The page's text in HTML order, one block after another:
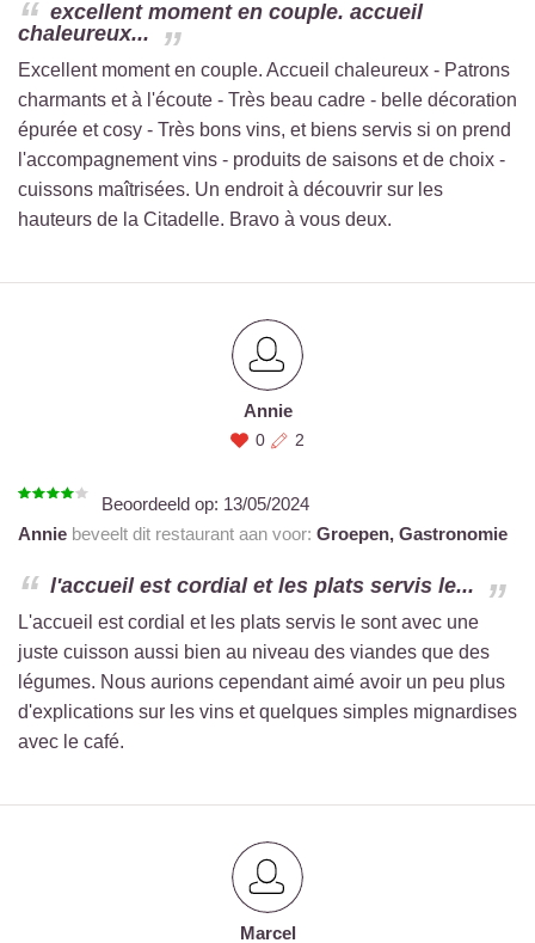
excellent moment en couple. accueil
chaleureux...
Excellent moment en couple. Accueil chaleureux - Patrons
charmants et à l'écoute - Très beau cadre - belle décoration
épurée et cosy - Très bons vins, et biens servis si on prend
l'accompagnement vins - produits de saisons et de choix -
cuissons maîtrisées. Un endroit à découvrir sur les
hauteurs de la Citadelle. Bravo à vous deux.
Annie
0 2
Beoordeeld op: 13/05/2024
Annie beveelt dit restaurant aan voor: Groepen, Gastronomie
l'accueil est cordial et les plats servis le...
L'accueil est cordial et les plats servis le sont avec une
juste cuisson aussi bien au niveau des viandes que des
légumes. Nous aurions cependant aimé avoir un peu plus
d'explications sur les vins et quelques simples mignardises
avec le café.
Marcel